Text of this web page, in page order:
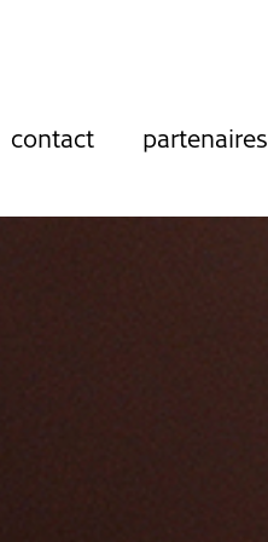
contact partenaires